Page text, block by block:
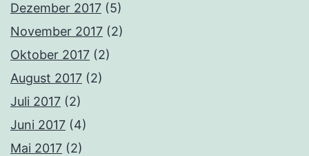
Dezember 2017 (5)
November 2017 (2)
Oktober 2017 (2)
August 2017 (2)
Juli 2017 (2)
Juni 2017 (4)
Mai 2017 (2)